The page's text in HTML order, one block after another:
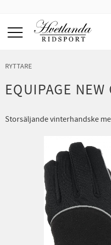
RYTTARE
EQUIPAGE NEW
Storsäljande vinterhandske